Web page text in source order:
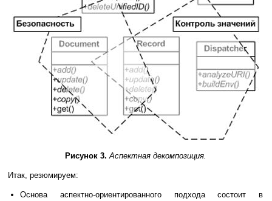
Рисунок 3. Аспектная декомпозиция.
Итак, резюмируем:
Основа аспектно-ориентированного подхода состоит в